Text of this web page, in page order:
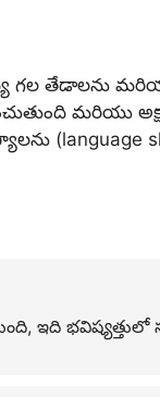
గల తేడాలను
మరియు
(language
ఇది